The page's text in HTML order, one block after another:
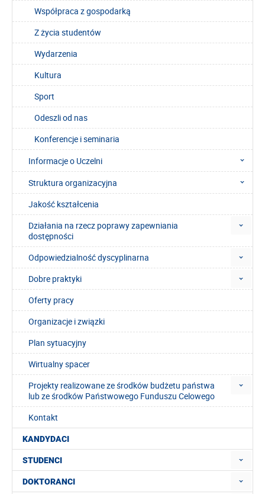
Współpraca z gospodarką
Z życia studentów
Wydarzenia
Kultura
Sport
Odeszli od nas
Konferencje i seminaria
Informacje o Uczelni
Struktura organizacyjna
Jakość kształcenia
Działania na rzecz poprawy zapewniania
dostępności
Odpowiedzialność dyscyplinarna
Dobre praktyki
Oferty pracy
Organizacje i związki
Plan sytuacyjny
Wirtualny spacer
Projekty realizowane ze środków budżetu państwa
lub ze środków Państwowego Funduszu Celowego
Kontakt
KANDYDACI
STUDENCI
DOKTORANCI